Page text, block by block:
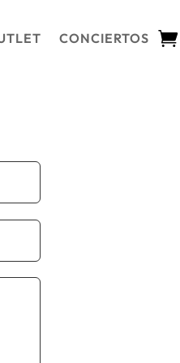
CONCIERTOS